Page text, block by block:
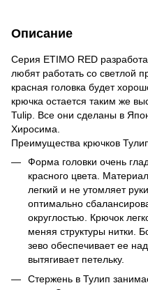
Описание
Серия ETIMO RED
любят работать со светлой
красная головка будет
крючка остается таким же
Tulip. Все они сделаны в
Хиросима.
Преимущества крючков
Форма головки очень
красного цвета.
легкий и не утомляет
оптимально
округлостью. Крючок
меняя структуры нитки.
зево обеспечивает ее
вытягивает петельку.
Стержень в Тулип